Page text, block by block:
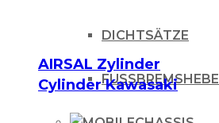
DICHTSÄTZE
FUSSBREMSHEBEL
AIRSAL Zylinder
Cylinder Kawasaki